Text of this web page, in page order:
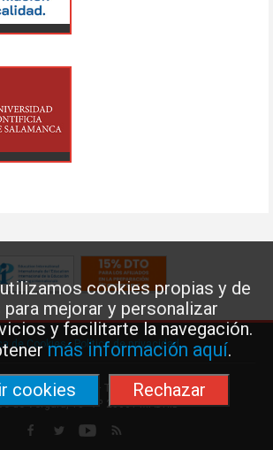
cookies propias y de
mejorar y personalizar
y facilitarte la navegación.
más información aquí.
cookies
Rechazar
de Cookies· Política de privacidad
de USO · Teléfono: 91 577 41 13 ·
de Vergara, 13 · 7º 28001 MADRID